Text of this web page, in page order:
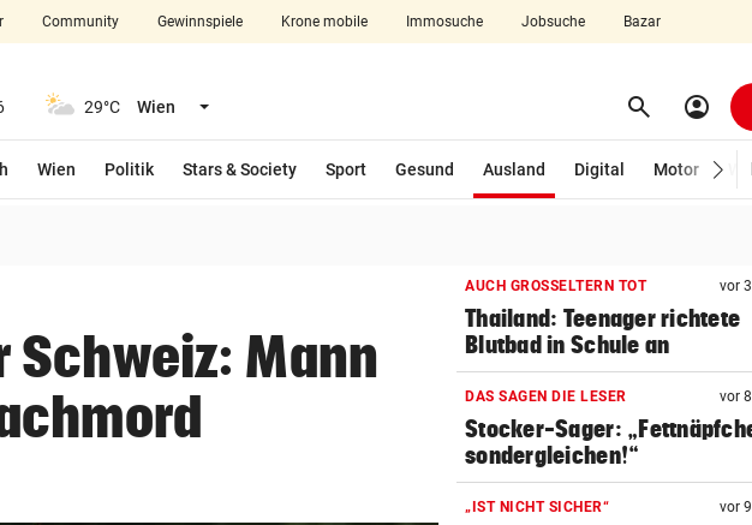
closeSchließen
arrow_right
Community Gewinnspiele Krone mobile Immosuche Jobsuche Bazar
29°C Wien Menü aufklappen search Suchen
account_circle
Wien Politik Stars & Society Sport Gesund Ausland
Digital
Motor
Schweiz: Mann
AUCH GROSSELTERN TOT vor
Thailand: Teenager richtete
Blutbad in Schule an
DAS SAGEN DIE LESER vor
Stocker-Sager:
sondergleichen!“
„IST NICHT SICHER“ vor